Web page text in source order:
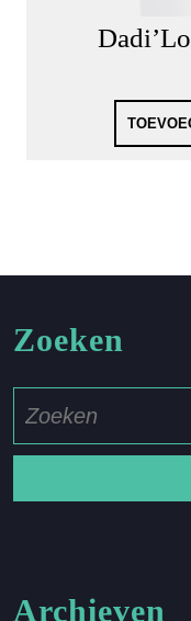
Zoeken
naar:
Archieven